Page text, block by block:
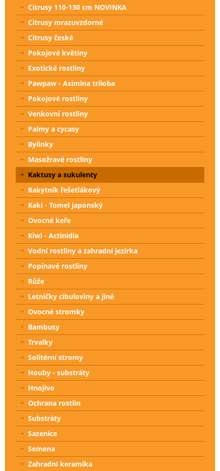
Citrusy 110-130 cm NOVINKA
Citrusy mrazuvzdorné
Citrusy české
Pokojové květiny
Exotické rostliny
Pawpaw - Asimina triloba
Pokojové rostliny
Venkovní rostliny
Palmy a cycasy
Bylinky
Masožravé rostliny
Kaktusy a sukulenty
Rakytník řešetlákový
Kaki - Tomel japonský
Ovocné keře
Kiwi - Actinidia
Vodní rostliny a zahradní jezírka
Popínavé rostliny
Růže
Letničky cibuloviny a jiné
Ovocné stromky
Bambusy
Trvalky
Solitérní stromy
Houby - substráty
Hnojivo
Ochrana rostlin
Substráty
Sazenice
Semena
Zahradní keramika